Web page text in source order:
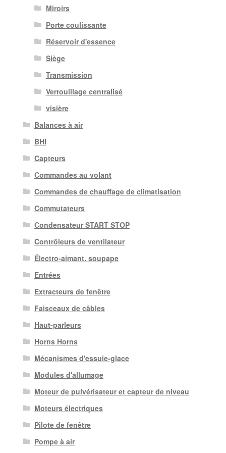
Miroirs
Porte coulissante
Réservoir d'essence
Siège
Transmission
Verrouillage centralisé
visière
Balances à air
BHI
Capteurs
Commandes au volant
Commandes de chauffage de climatisation
Commutateurs
Condensateur START STOP
Contrôleurs de ventilateur
Électro-aimant. soupape
Entrées
Extracteurs de fenêtre
Faisceaux de câbles
Haut-parleurs
Horns Horns
Mécanismes d'essuie-glace
Modules d'allumage
Moteur de pulvérisateur et capteur de niveau
Moteurs électriques
Pilote de fenêtre
Pompe à air